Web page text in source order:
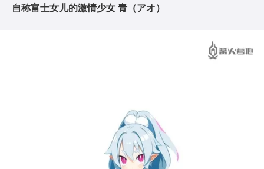
自称富士女儿的激情少女 青（アオ）